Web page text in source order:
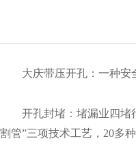
大庆带压开孔：一种安全
开孔封堵：堵漏业四堵行
割管”三项技术工艺，20多